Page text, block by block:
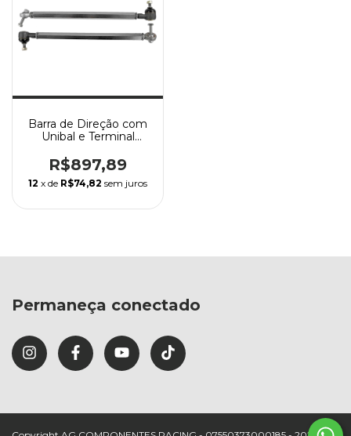
Barra de Direção com
Unibal e Terminal
R$897,89
12 x de R$74,82 sem juros
Permaneça conectado